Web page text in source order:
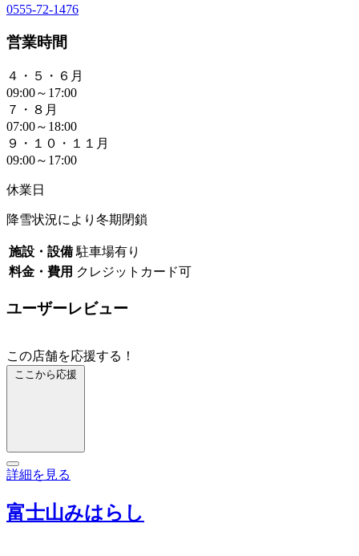
0555-72-1476
営業時間
４・５・６月
09:00～17:00
７・８月
07:00～18:00
９・１０・１１月
09:00～17:00
休業日
降雪状況により冬期閉鎖
施設・設備 駐車場有り
料金・費用 クレジットカード可
ユーザーレビュー
この店舗を応援する！
ここから応援
詳細を見る
富士山みはらし